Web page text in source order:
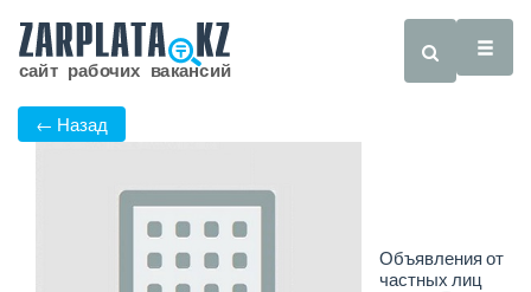
← Назад
Объявления от
частных лиц